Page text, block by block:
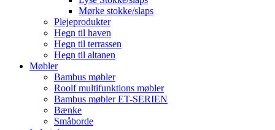
Mørke stokke/slaps
Plejeprodukter
Hegn til haven
Hegn til terrassen
Hegn til altanen
Møbler
Bambus møbler
Roolf multifunktions møbler
Bambus møbler ET-SERIEN
Bænke
Småborde